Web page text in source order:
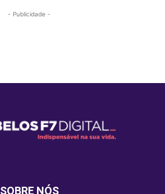
- Publicidade -
SOBRE NÓS